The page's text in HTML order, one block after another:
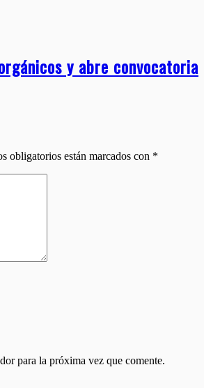
y abre convocatoria
obligatorios están marcados con *
para la próxima vez que comente.